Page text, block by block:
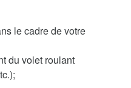
le cadre de votre
du volet roulant